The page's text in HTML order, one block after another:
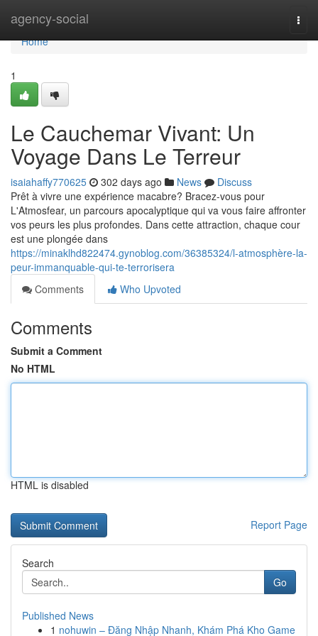
agency-social
Home
Home
1
Le Cauchemar Vivant: Un
Voyage Dans Le Terreur
isaiahaffy770625 302 days ago News
Discuss
Prêt à vivre une expérience macabre? Bracez-vous pour
L'Atmosfear, un parcours apocalyptique qui va vous faire affronter
vos peurs les plus profondes. Dans cette attraction, chaque cour
est une plongée dans
https://minaklhd822474.gynoblog.com/36385324/l-atmosphère-la-
peur-immanquable-qui-te-terrorisera
Comments
Who Upvoted
Comments
Submit a Comment
No HTML
HTML is disabled
Report Page
Search
Go
Published News
1 nohuwin – Đăng Nhập Nhanh, Khám Phá Kho Game